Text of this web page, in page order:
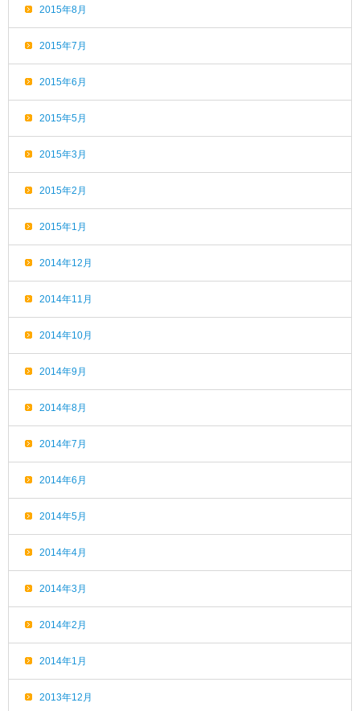
2015年8月
2015年7月
2015年6月
2015年5月
2015年3月
2015年2月
2015年1月
2014年12月
2014年11月
2014年10月
2014年9月
2014年8月
2014年7月
2014年6月
2014年5月
2014年4月
2014年3月
2014年2月
2014年1月
2013年12月